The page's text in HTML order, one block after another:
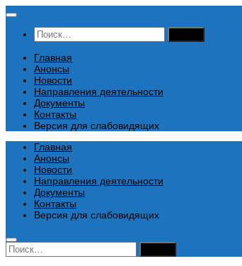
Перейти
содержимому
Найти:
Главная
Анонсы
Новости
Направления деятельности
Документы
Контакты
Версия для слабовидящих
Главная
Анонсы
Новости
Направления деятельности
Документы
Контакты
Версия для слабовидящих
Найти: